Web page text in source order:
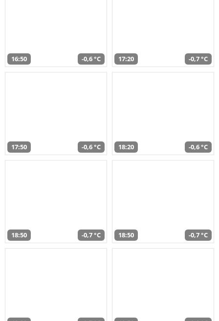
16:50 -0,6 °C 17:20 -0,7 °C
17:50 -0,6 °C 18:20 -0,6 °C
18:50 -0,7 °C 18:50 -0,7 °C